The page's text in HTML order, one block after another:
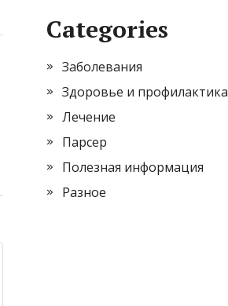
Categories
Заболевания
Здоровье и профилактика
Лечение
Парсер
Полезная информация
Разное